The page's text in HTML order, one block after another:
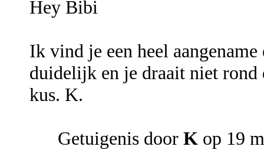
Hey Bibi
Ik vind je een heel
duidelijk en je draait niet
kus. K.
Getuigenis door K op 19